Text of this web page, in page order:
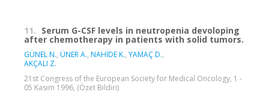
11. Serum G-CSF levels in neutropenia devoloping
after chemotherapy in patients with solid tumors.
GÜNEL N., ÜNER A., NAHİDE K., YAMAÇ D.,
AKÇALI Z.
21st Congress of the European Society for Medical Oncology, 1 -
05 Kasım 1996, (Özet Bildiri)